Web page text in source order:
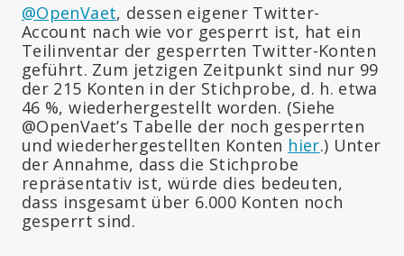
@OpenVaet, dessen eigener Twitter-
Account nach wie vor gesperrt ist, hat ein
Teilinventar der gesperrten Twitter-Konten
geführt. Zum jetzigen Zeitpunkt sind nur 99
der 215 Konten in der Stichprobe, d. h. etwa
46 %, wiederhergestellt worden. (Siehe
@OpenVaet’s Tabelle der noch gesperrten
und wiederhergestellten Konten hier.) Unter
der Annahme, dass die Stichprobe
repräsentativ ist, würde dies bedeuten,
dass insgesamt über 6.000 Konten noch
gesperrt sind.